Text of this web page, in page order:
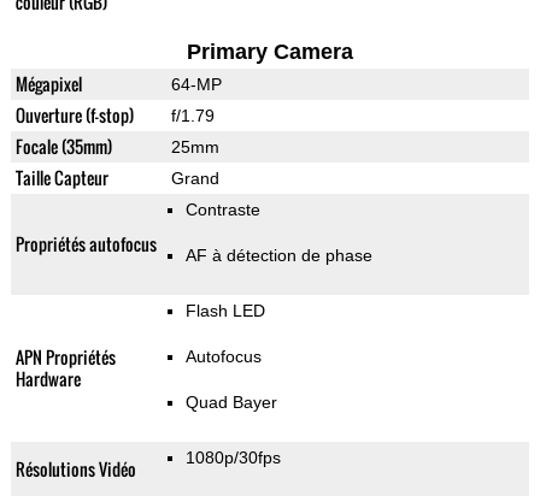
Primary Camera
Mégapixel 64-MP
Ouverture (f-stop) f/1.79
Focale (35mm) 25mm
Taille Capteur Grand
Propriétés autofocus
Contraste
AF à détection de phase
APN Propriétés
Hardware
Flash LED
Autofocus
Quad Bayer
Résolutions Vidéo 1080p/30fps